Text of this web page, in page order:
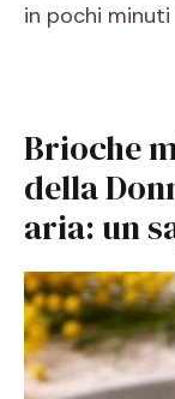
in pochi minuti
Brioche
della
aria: un